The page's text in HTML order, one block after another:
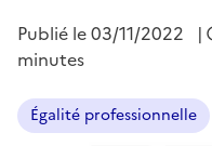
Publié le03/11/2022 |
minutes
Égalité professionnelle